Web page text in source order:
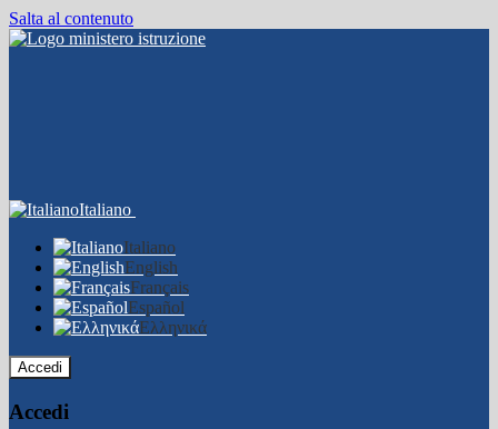
Salta al contenuto
Italiano
Italiano
English
Français
Español
Ελληνικά
Accedi
Accedi